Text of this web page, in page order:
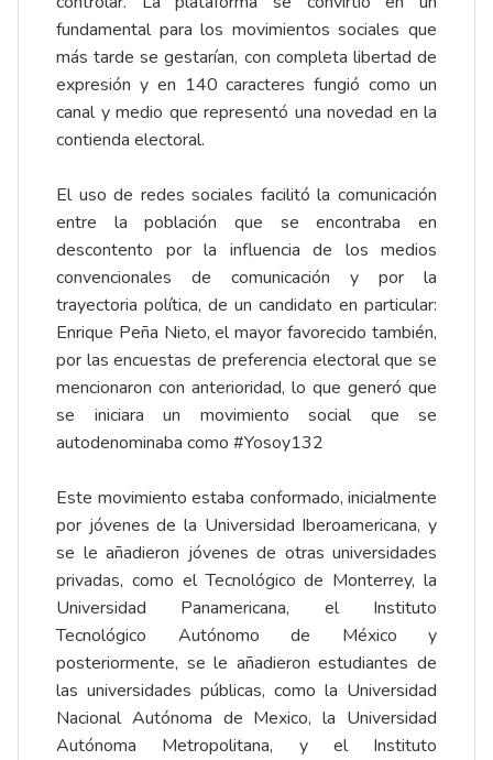
fundamental para los movimientos sociales que
más tarde se gestarían, con completa libertad de
expresión y en 140 caracteres fungió como un
canal y medio que representó una novedad en la
contienda electoral.
El uso de redes sociales facilitó la comunicación
entre la población que se encontraba en
descontento por la influencia de los medios
convencionales de comunicación y por la
trayectoria política, de un candidato en particular:
Enrique Peña Nieto, el mayor favorecido también,
por las encuestas de preferencia electoral que se
mencionaron con anterioridad, lo que generó que
se iniciara un movimiento social que se
autodenominaba como #Yosoy132
Este movimiento estaba conformado, inicialmente
por jóvenes de la Universidad Iberoamericana, y
se le añadieron jóvenes de otras universidades
privadas, como el Tecnológico de Monterrey, la
Universidad Panamericana, el Instituto
Tecnológico Autónomo de México y
posteriormente, se le añadieron estudiantes de
las universidades públicas, como la Universidad
Nacional Autónoma de Mexico, la Universidad
Autónoma Metropolitana, y el Instituto